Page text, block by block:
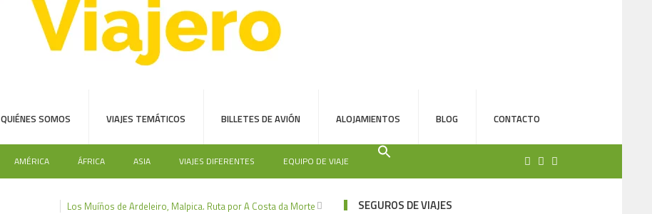
QUIÉNES SOMOS VIAJES TEMÁTICOS BILLETES DE AVIÓN ALOJAMIENTOS BLOG CONTACTO
AMÉRICA ÁFRICA ASIA VIAJES DIFERENTES EQUIPO DE VIAJE
Los Muíños de Ardeleiro, Malpica. Ruta por A Costa da Morte SEGUROS DE VIAJES